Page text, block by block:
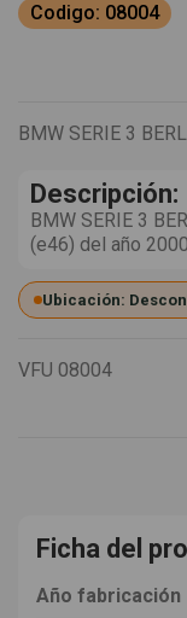
Codigo: 08004
BMW SERIE 3
Descripción:
BMW SERIE 3
(e46) del año 2000
Ubicación:
VFU 08004
Ficha del
Año fabricación